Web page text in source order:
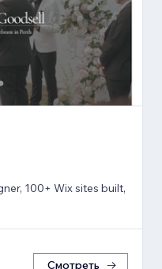
100+ Wix sites built,
Смотреть